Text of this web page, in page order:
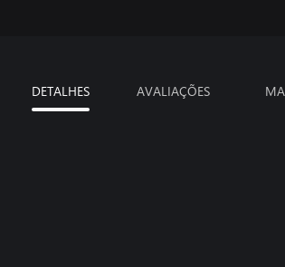
DETALHES AVALIAÇÕES